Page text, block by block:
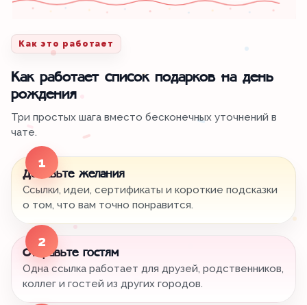
Как это работает
Как работает список подарков на день
рождения
Три простых шага вместо бесконечных уточнений в
чате.
1
Добавьте желания
Ссылки, идеи, сертификаты и короткие подсказки
о том, что вам точно понравится.
2
Отправьте гостям
Одна ссылка работает для друзей, родственников,
коллег и гостей из других городов.